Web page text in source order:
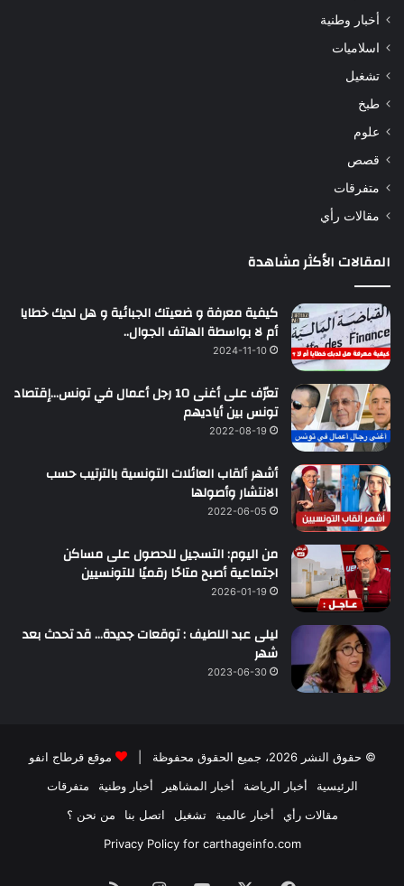
أخبار وطنية
اسلاميات
تشغيل
طبخ
علوم
قصص
متفرقات
مقالات رأي
المقالات الأكثر مشاهدة
كيفية معرفة و ضعيتك الجبائية و هل لديك خطايا
أم لا بواسطة الهاتف الجوال..
2024-11-10
تعرّف على أغنى 10 رجل أعمال في تونس…إقتصاد
تونس بين أياديهم
2022-08-19
أشهر ألقاب العائلات التونسية بالترتيب حسب
الانتشار وأصولها
2022-06-05
من اليوم: التسجيل للحصول على مساكن
اجتماعية أصبح متاحًا رقميًا للتونسيين
2026-01-19
ليلى عبد اللطيف : توقعات جديدة… قد تحدث بعد
شهر
2023-06-30
© حقوق النشر 2026، جميع الحقوق محفوظة |
موقع قرطاج انفو
الرئيسية
أخبار الرياضة أخبار المشاهير أخبار وطنية
متفرقات
مقالات رأي
أخبار عالمية تشغيل اتصل بنا
من نحن ؟
Privacy Policy for carthageinfo.com